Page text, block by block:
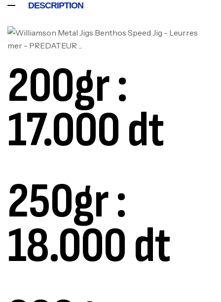
DESCRIPTION
200gr :
17.000 dt
250gr :
18.000 dt
1.83m 120/250gr 30kg